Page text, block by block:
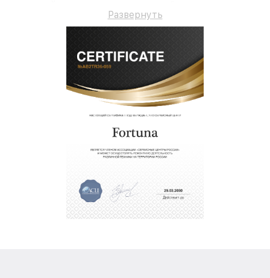
Развернуть